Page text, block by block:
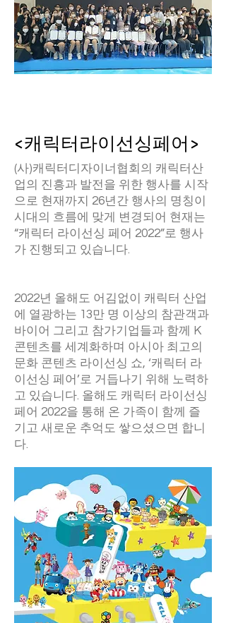
<캐릭터라이선싱페어>
(사)캐릭터디자이너협회의 캐릭터산
업의 진흥과 발전을 위한 행사를 시작
으로 현재까지 26년간 행사의 명칭이
시대의 흐름에 맞게 변경되어 현재는
“캐릭터 라이선싱 페어 2022”로 행사
가 진행되고 있습니다.
2022년 올해도 어김없이 캐릭터 산업
에 열광하는 13만 명 이상의 참관객과
바이어 그리고 참가기업들과 함께 K
콘텐츠를 세계화하며 아시아 최고의
문화 콘텐츠 라이선싱 쇼, ‘캐릭터 라
이선싱 페어’로 거듭나기 위해 노력하
고 있습니다. 올해도 캐릭터 라이선싱
페어 2022을 통해 온 가족이 함께 즐
기고 새로운 추억도 쌓으셨으면 합니
다.